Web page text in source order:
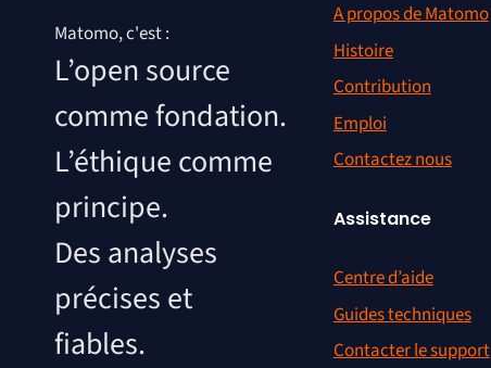
Matomo, c'est :
L’open source
comme fondation.
L’éthique comme
principe.
Des analyses
précises et
fiables.
A propos de Matomo
Histoire
Contribution
Emploi
Contactez nous
Assistance
Centre d’aide
Guides techniques
Contacter le support